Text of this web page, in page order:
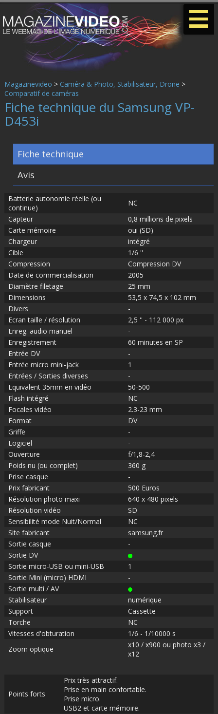
Magazinevideo > Caméra & Photo, Stabilisateur, Drone >
Comparatif de caméras
Fiche technique du Samsung VP-
D453i
Fiche technique
Avis
Batterie autonomie réelle (ou
continue)
NC
Capteur
0,8 millions de pixels
Carte mémoire
oui (SD)
Chargeur
intégré
Cible
1/6 ''
Compression
Compression DV
Date de commercialisation
2005
Diamètre filetage
25 mm
Dimensions
53,5 x 74,5 x 102 mm
Divers
-
Ecran taille / résolution
2,5 '' - 112 000 px
Enreg. audio manuel
-
Enregistrement
60 minutes en SP
Entrée DV
-
Entrée micro mini-jack
1
Entrées / Sorties diverses
-
Equivalent 35mm en vidéo
50-500
Flash intégré
NC
Focales vidéo
2.3-23 mm
Format
DV
Griffe
-
Logiciel
-
Ouverture
f/1,8-2,4
Poids nu (ou complet)
360 g
Prise casque
-
Prix fabricant
500 Euros
Résolution photo maxi
640 x 480 pixels
Résolution vidéo
SD
Sensibilité mode Nuit/Normal
NC
Site fabricant
samsung.fr
Sortie casque
-
Sortie DV
Sortie micro-USB ou mini-USB
1
Sortie Mini (micro) HDMI
-
Sortie multi / AV
Stabilisateur
numérique
Support
Cassette
Torche
NC
Vitesses d'obturation
1/6 - 1/10000 s
Zoom optique
x10 / x900 ou photo x3 /
x12
Points forts
Prix très attractif.
Prise en main confortable.
Prise micro.
USB2 et carte mémoire.
-
-
-